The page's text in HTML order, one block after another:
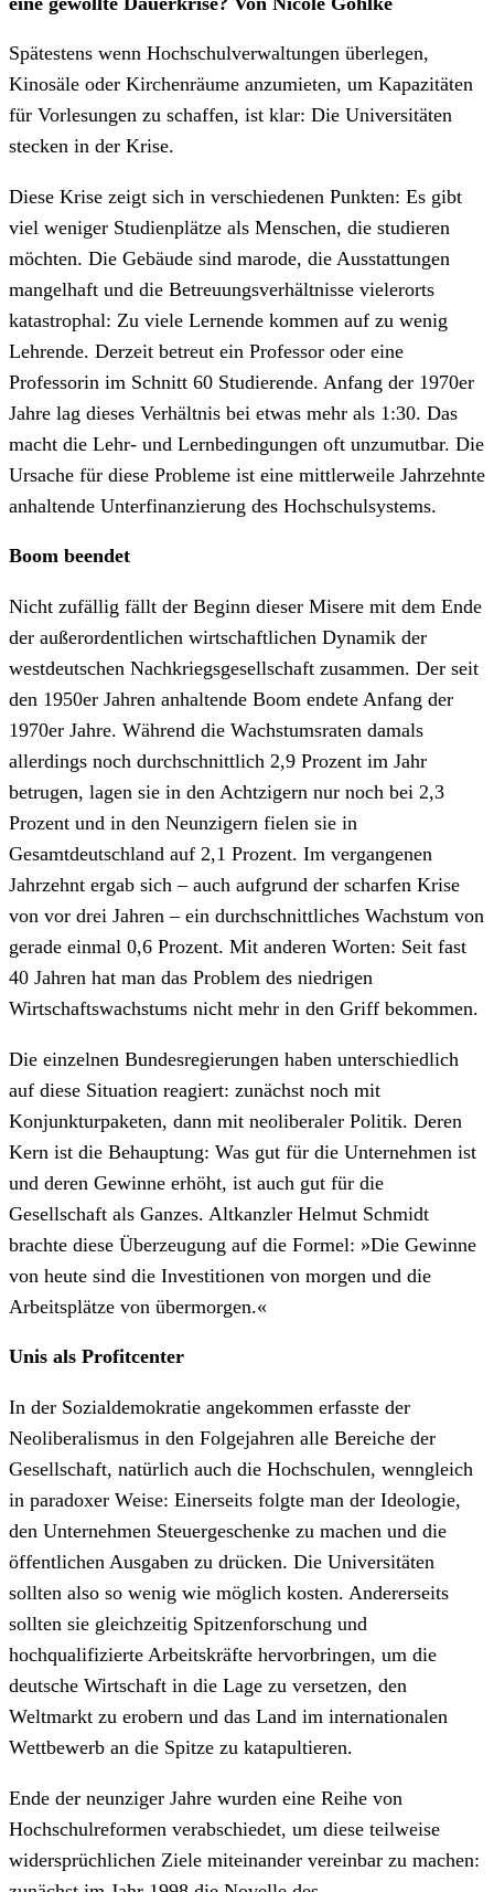
Spätestens wenn Hochschulverwaltungen überlegen,
Kinosäle oder Kirchenräume anzumieten, um Kapazitäten
für Vorlesungen zu schaffen, ist klar: Die Universitäten
stecken in der Krise.
Diese Krise zeigt sich in verschiedenen Punkten: Es gibt
viel weniger Studienplätze als Menschen, die studieren
möchten. Die Gebäude sind marode, die Ausstattungen
mangelhaft und die Betreuungsverhältnisse vielerorts
katastrophal: Zu viele Lernende kommen auf zu wenig
Lehrende. Derzeit betreut ein Professor oder eine
Professorin im Schnitt 60 Studierende. Anfang der 1970er
Jahre lag dieses Verhältnis bei etwas mehr als 1:30. Das
macht die Lehr- und Lernbedingungen oft unzumutbar. Die
Ursache für diese Probleme ist eine mittlerweile Jahrzehnte
anhaltende Unterfinanzierung des Hochschulsystems.
Boom beendet
Nicht zufällig fällt der Beginn dieser Misere mit dem Ende
der außerordentlichen wirtschaftlichen Dynamik der
westdeutschen Nachkriegsgesellschaft zusammen. Der seit
den 1950er Jahren anhaltende Boom endete Anfang der
1970er Jahre. Während die Wachstumsraten damals
allerdings noch durchschnittlich 2,9 Prozent im Jahr
betrugen, lagen sie in den Achtzigern nur noch bei 2,3
Prozent und in den Neunzigern fielen sie in
Gesamtdeutschland auf 2,1 Prozent. Im vergangenen
Jahrzehnt ergab sich – auch aufgrund der scharfen Krise
von vor drei Jahren – ein durchschnittliches Wachstum von
gerade einmal 0,6 Prozent. Mit anderen Worten: Seit fast
40 Jahren hat man das Problem des niedrigen
Wirtschaftswachstums nicht mehr in den Griff bekommen.
Die einzelnen Bundesregierungen haben unterschiedlich
auf diese Situation reagiert: zunächst noch mit
Konjunkturpaketen, dann mit neoliberaler Politik. Deren
Kern ist die Behauptung: Was gut für die Unternehmen ist
und deren Gewinne erhöht, ist auch gut für die
Gesellschaft als Ganzes. Altkanzler Helmut Schmidt
brachte diese Überzeugung auf die Formel: »Die Gewinne
von heute sind die Investitionen von morgen und die
Arbeitsplätze von übermorgen.«
Unis als Profitcenter
In der Sozialdemokratie angekommen erfasste der
Neoliberalismus in den Folgejahren alle Bereiche der
Gesellschaft, natürlich auch die Hochschulen, wenngleich
in paradoxer Weise: Einerseits folgte man der Ideologie,
den Unternehmen Steuergeschenke zu machen und die
öffentlichen Ausgaben zu drücken. Die Universitäten
sollten also so wenig wie möglich kosten. Andererseits
sollten sie gleichzeitig Spitzenforschung und
hochqualifizierte Arbeitskräfte hervorbringen, um die
deutsche Wirtschaft in die Lage zu versetzen, den
Weltmarkt zu erobern und das Land im internationalen
Wettbewerb an die Spitze zu katapultieren.
Ende der neunziger Jahre wurden eine Reihe von
Hochschulreformen verabschiedet, um diese teilweise
widersprüchlichen Ziele miteinander vereinbar zu machen: